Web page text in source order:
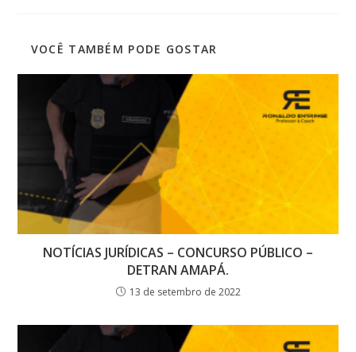
VOCÊ TAMBÉM PODE GOSTAR
NOTÍCIAS JURÍDICAS – CONCURSO PÚBLICO –
DETRAN AMAPÁ.
13 de setembro de 2022